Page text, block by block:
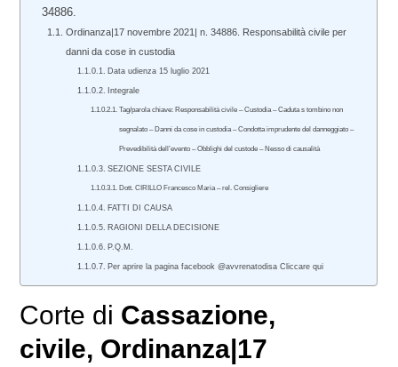
34886.
Ordinanza|17 novembre 2021| n. 34886. Responsabilità civile per
danni da cose in custodia
Data udienza 15 luglio 2021
Integrale
Tag/parola chiave: Responsabilità civile – Custodia – Caduta s tombino non
segnalato – Danni da cose in custodia – Condotta imprudente del danneggiato –
Prevedibilità dell’evento – Obblighi del custode – Nesso di causalità
SEZIONE SESTA CIVILE
Dott. CIRILLO Francesco Maria – rel. Consigliere
FATTI DI CAUSA
RAGIONI DELLA DECISIONE
P.Q.M.
Per aprire la pagina facebook @avvrenatodisa Cliccare qui
Corte di Cassazione,
civile, Ordinanza|17